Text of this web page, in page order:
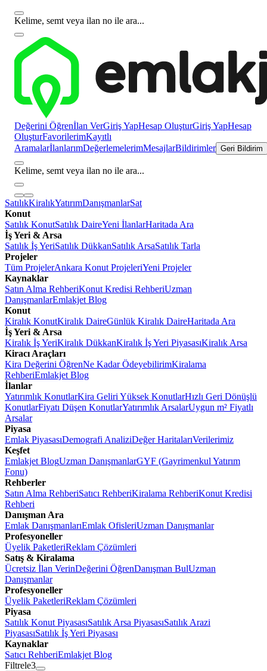
Kelime, semt veya ilan no ile ara...
Değerini Öğrenİlan VerGiriş YapHesap OluşturGiriş YapHesap
OluşturFavorilerimKayıtlı
AramalarİlanlarımDeğerlemelerimMesajlarBildirimler Geri Bildirim
Kelime, semt veya ilan no ile ara...
SatılıkKiralıkYatırımDanışmanlarSat
Konut
Satılık KonutSatılık DaireYeni İlanlarHaritada Ara
İş Yeri & Arsa
Satılık İş YeriSatılık DükkanSatılık ArsaSatılık Tarla
Projeler
Tüm ProjelerAnkara Konut ProjeleriYeni Projeler
Kaynaklar
Satın Alma RehberiKonut Kredisi RehberiUzman
DanışmanlarEmlakjet Blog
Konut
Kiralık KonutKiralık DaireGünlük Kiralık DaireHaritada Ara
İş Yeri & Arsa
Kiralık İş YeriKiralık DükkanKiralık İş Yeri PiyasasıKiralık Arsa
Kiracı Araçları
Kira Değerini ÖğrenNe Kadar ÖdeyebilirimKiralama
RehberiEmlakjet Blog
İlanlar
Yatırımlık KonutlarKira Geliri Yüksek KonutlarHızlı Geri Dönüşlü
KonutlarFiyatı Düşen KonutlarYatırımlık ArsalarUygun m² Fiyatlı
Arsalar
Piyasa
Emlak PiyasasıDemografi AnaliziDeğer HaritalarıVerilerimiz
Keşfet
Emlakjet BlogUzman DanışmanlarGYF (Gayrimenkul Yatırım
Fonu)
Rehberler
Satın Alma RehberiSatıcı RehberiKiralama RehberiKonut Kredisi
Rehberi
Danışman Ara
Emlak DanışmanlarıEmlak OfisleriUzman Danışmanlar
Profesyoneller
Üyelik PaketleriReklam Çözümleri
Satış & Kiralama
Ücretsiz İlan VerinDeğerini ÖğrenDanışman BulUzman
Danışmanlar
Profesyoneller
Üyelik PaketleriReklam Çözümleri
Piyasa
Satılık Konut PiyasasıSatılık Arsa PiyasasıSatılık Arazi
PiyasasıSatılık İş Yeri Piyasası
Kaynaklar
Satıcı RehberiEmlakjet Blog
Filtrele3